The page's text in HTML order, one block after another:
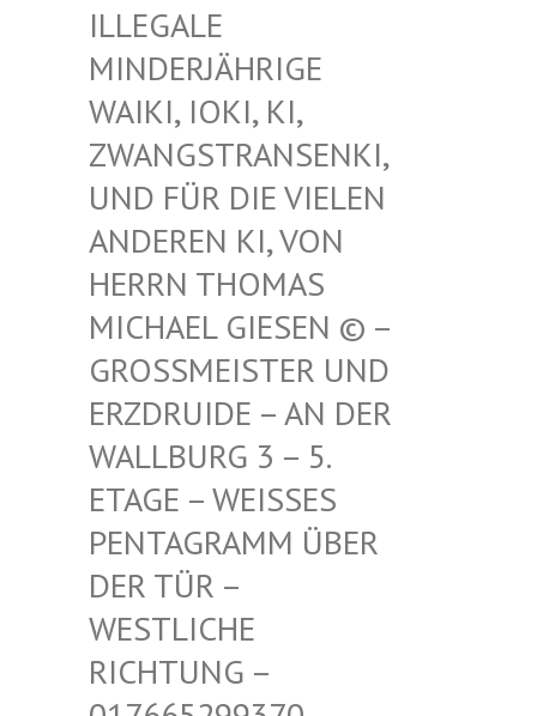
GALE MIND
ERJÄHRIGE WAIK
I, IOKI, KI, ZWAN
GSTRANSENKI, UND
FÜR DIE VIELEN ANDE
REN KI, VON HERR
N THOMAS MICH
AEL GIESEN © – GROSS
MEISTER UND ERZDR
UIDE – AN DER WALLB
URG 3 – 5. ETAGE
– WEISSES PENTAG
RAMM ÜBER DER TÜ
R – WESTLI
CHE RICHTU
NG – 017665